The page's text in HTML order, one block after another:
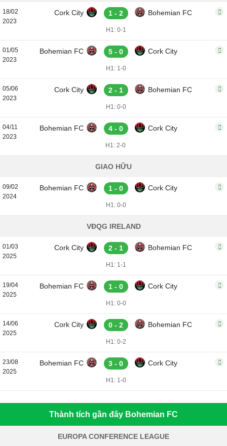
18/02
2023
Cork City 1 - 2 Bohemian FC
H1: 0-1
01/05
2023
Bohemian FC 5 - 0 Cork City
H1: 1-0
05/06
2023
Cork City 2 - 1 Bohemian FC
H1: 0-0
04/11
2023
Bohemian FC 4 - 0 Cork City
H1: 2-0
GIAO HỮU
09/02
2024
Bohemian FC 1 - 0 Cork City
H1: 0-0
VĐQG IRELAND
01/03
2025
Cork City 2 - 1 Bohemian FC
H1: 1-1
19/04
2025
Bohemian FC 1 - 0 Cork City
H1: 0-0
14/06
2025
Cork City 0 - 2 Bohemian FC
H1: 0-2
23/08
2025
Bohemian FC 3 - 0 Cork City
H1: 1-0
Thành tích gần đây Bohemian FC
EUROPA CONFERENCE LEAGUE